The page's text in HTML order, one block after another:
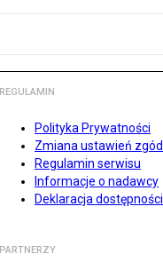
REGULAMIN
Polityka Prywatności
Zmiana ustawień zgód
Regulamin serwisu
Informacje o nadawcy
Deklaracja dostępności
PARTNERZY